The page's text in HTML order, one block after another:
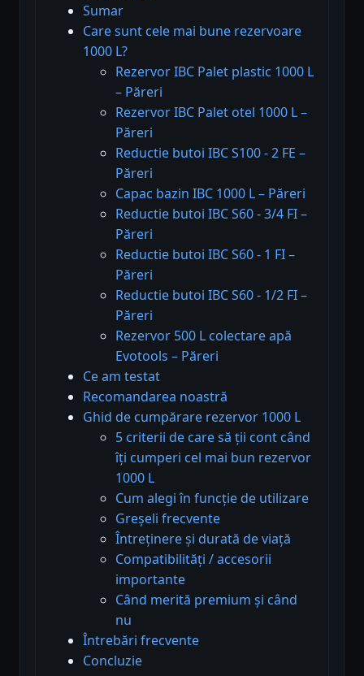
Sumar
Care sunt cele mai bune rezervoare
1000 L?
Rezervor IBC Palet plastic 1000 L
– Păreri
Rezervor IBC Palet otel 1000 L –
Păreri
Reductie butoi IBC S100 - 2 FE –
Păreri
Capac bazin IBC 1000 L – Păreri
Reductie butoi IBC S60 - 3/4 FI –
Păreri
Reductie butoi IBC S60 - 1 FI –
Păreri
Reductie butoi IBC S60 - 1/2 FI –
Păreri
Rezervor 500 L colectare apă
Evotools – Păreri
Ce am testat
Recomandarea noastră
Ghid de cumpărare rezervor 1000 L
5 criterii de care să ții cont când
îți cumperi cel mai bun rezervor
1000 L
Cum alegi în funcție de utilizare
Greșeli frecvente
Întreținere și durată de viață
Compatibilități / accesorii
importante
Când merită premium și când
nu
Întrebări frecvente
Concluzie